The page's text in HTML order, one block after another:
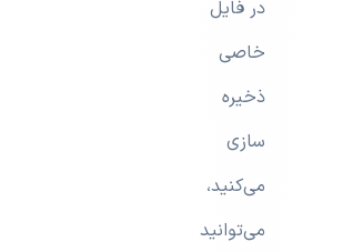
در فایل
خاصی
ذخیره
سازی
می‌کنید،
می‌توانید